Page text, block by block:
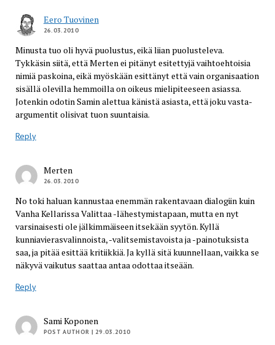
Eero Tuovinen
26.03.2010
Minusta tuo oli hyvä puolustus, eikä liian puolusteleva.
Tykkäsin siitä, että Merten ei pitänyt esitettyjä vaihtoehtoisia
nimiä paskoina, eikä myöskään esittänyt että vain organisaation
sisällä olevilla hemmoilla on oikeus mielipiteeseen asiassa.
Jotenkin odotin Samin alettua känistä asiasta, että joku vasta-
argumentit olisivat tuon suuntaisia.
Reply
Merten
26.03.2010
No toki haluan kannustaa enemmän rakentavaan dialogiin kuin
Vanha Kellarissa Valittaa -lähestymistapaan, mutta en nyt
varsinaisesti ole jälkimmäiseen itsekään syytön. Kyllä
kunniavierasvalinnoista, -valitsemistavoista ja -painotuksista
saa, ja pitää esittää kritiikkiä. Ja kyllä sitä kuunnellaan, vaikka se
näkyvä vaikutus saattaa antaa odottaa itseään.
Reply
Sami Koponen
POST AUTHOR | 29.03.2010